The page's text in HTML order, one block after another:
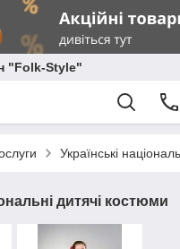
"Folk-Style"
Українські
дитячі костюми